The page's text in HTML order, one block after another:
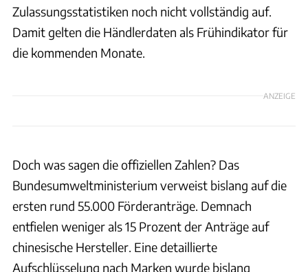
Zulassungsstatistiken noch nicht vollständig auf.
Damit gelten die Händlerdaten als Frühindikator für
die kommenden Monate.
ANZEIGE
Doch was sagen die offiziellen Zahlen? Das
Bundesumweltministerium verweist bislang auf die
ersten rund 55.000 Förderanträge. Demnach
entfielen weniger als 15 Prozent der Anträge auf
chinesische Hersteller. Eine detaillierte
Aufschlüsselung nach Marken wurde bislang